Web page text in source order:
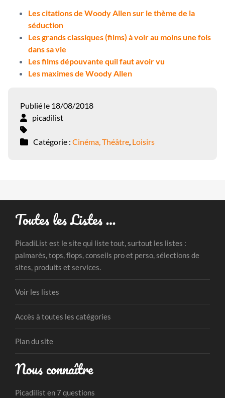
Les citations de Woody Allen sur le thème de la
séduction
Les grands classiques (films) à voir au moins une fois
dans sa vie
Les films dépouvante quil faut avoir vu
Les maximes de Woody Allen
Publié le 18/08/2018
picadilist
Catégorie : Cinéma, Théâtre, Loisirs
Toutes les Listes …
PicadiList est le site qui liste tout, surtout les listes :
palmarès, tops, flops, conseils pro et perso, sélections de
sites, produits et services.
Voir les listes
Accès à toutes les catégories
Plan du site
Nous connaître
Picadilist en 7 questions